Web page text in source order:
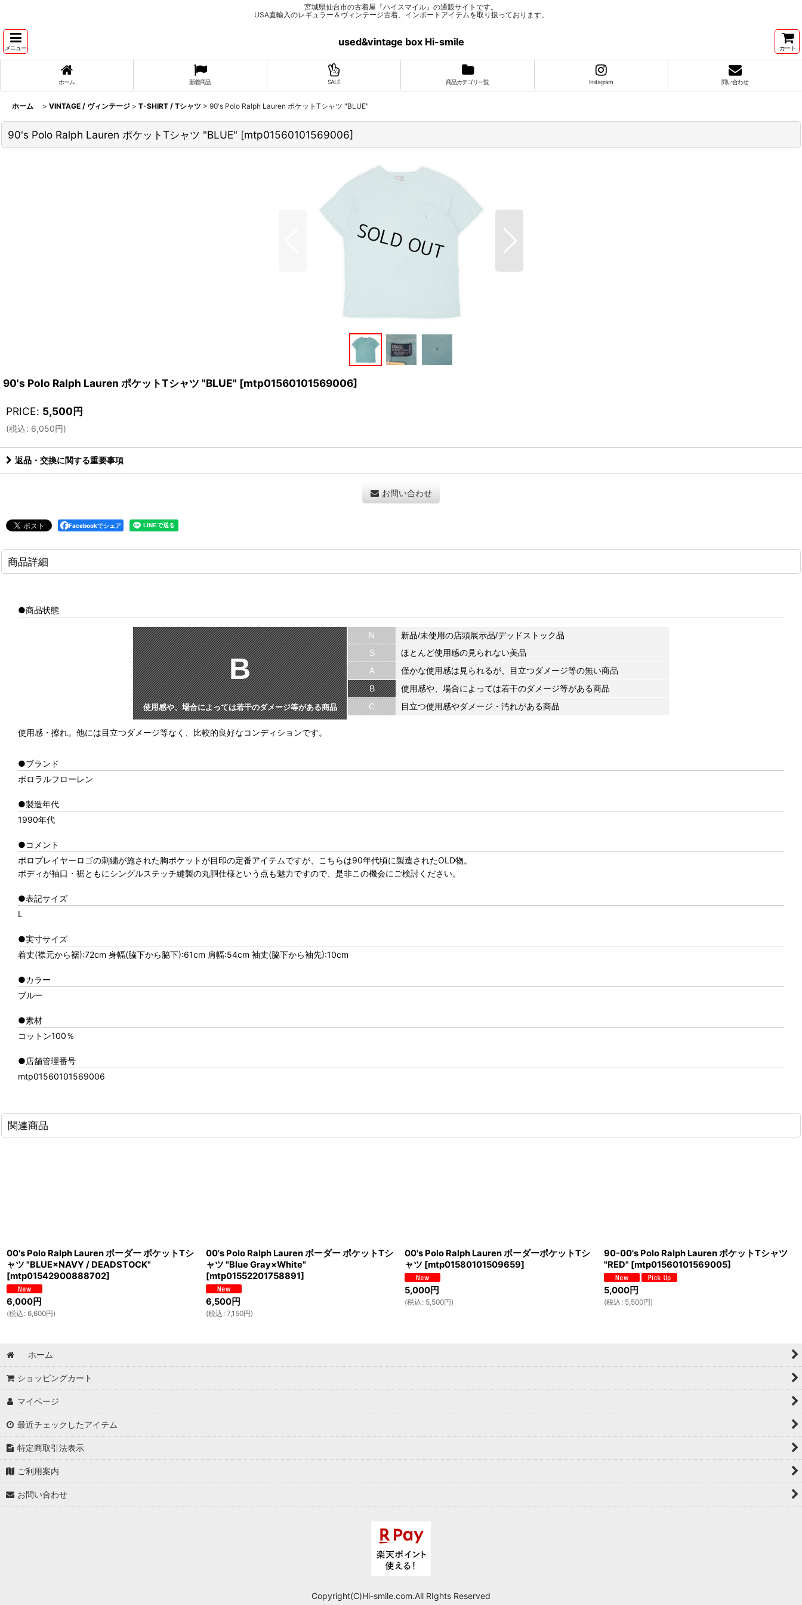
宮城県仙台市の古着屋『ハイスマイル』の通販サイトです。
USA直輸入のレギュラー＆ヴィンテージ古着、インポートアイテムを取り扱っております。
メニュー
used&vintage box Hi-smile
カート
ホーム 新着商品 SALE 商品カテゴリ一覧 Instagram 問い合わせ
ホーム > VINTAGE / ヴィンテージ > T-SHIRT / Tシャツ > 90's Polo Ralph Lauren ポケットTシャツ "BLUE"
90's Polo Ralph Lauren ポケットTシャツ "BLUE" [mtp01560101569006]
90's Polo Ralph Lauren ポケットTシャツ "BLUE" [mtp01560101569006]
PRICE: 5,500円
(税込: 6,050円)
返品・交換に関する重要事項
お問い合わせ
Facebookでシェア
商品詳細
●商品状態
B
使用感や、場合によっては若干のダメージ等がある商品
N
新品/未使用の店頭展示品/デッドストック品
S
ほとんど使用感の見られない美品
A
僅かな使用感は見られるが、目立つダメージ等の無い商品
B
使用感や、場合によっては若干のダメージ等がある商品
C
目立つ使用感やダメージ・汚れがある商品
使用感・擦れ。他には目立つダメージ等なく、比較的良好なコンディションです。
●ブランド
ポロラルフローレン
●製造年代
1990年代
●コメント
ポロプレイヤーロゴの刺繍が施された胸ポケットが目印の定番アイテムですが、こちらは90年代頃に製造されたOLD物。
ボディが袖口・裾ともにシングルステッチ縫製の丸胴仕様という点も魅力ですので、是非この機会にご検討ください。
●表記サイズ
L
●実寸サイズ
着丈(襟元から裾):72cm 身幅(脇下から脇下):61cm 肩幅:54cm 袖丈(脇下から袖先):10cm
●カラー
ブルー
●素材
コットン100％
●店舗管理番号
mtp01560101569006
関連商品
00's Polo Ralph Lauren ボーダー ポケットTシ
ャツ "BLUE×NAVY / DEADSTOCK"
[mtp01542900888702]
6,000円
(税込 : 6,600円)
00's Polo Ralph Lauren ボーダー ポケットTシ
ャツ "Blue Gray×White"
[mtp01552201758891]
6,500円
(税込 : 7,150円)
00's Polo Ralph Lauren ボーダーポケットTシ
ャツ [mtp01580101509659]
5,000円
(税込 : 5,500円)
90-00's Polo Ralph Lauren ポケットTシャツ
"RED" [mtp01560101569005]
5,000円
(税込 : 5,500円)
ホーム
ショッピングカート
マイページ
最近チェックしたアイテム
特定商取引法表示
ご利用案内
お問い合わせ
Copyright(C)Hi-smile.com.All RIghts Reserved